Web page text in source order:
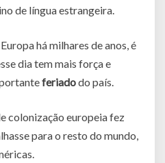
de língua estrangeira.
há milhares de anos, é
dia tem mais força e
feriadodo país.
colonização europeia fez
para o resto do mundo,